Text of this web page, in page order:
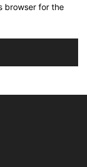
browser for the